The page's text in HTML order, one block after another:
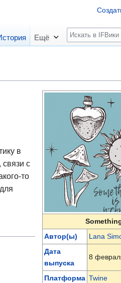
Автор(ы)
Lana
Дата
выпуска
8
Платформа Twine
в
связи с
то
Ещё
П
о
к